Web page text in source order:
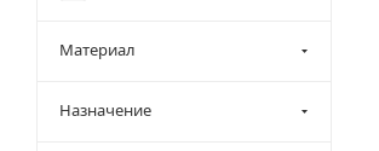
Материал
Назначение